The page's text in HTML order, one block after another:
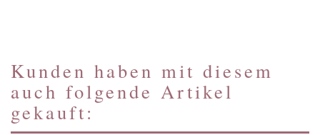
Kunden haben mit diesem
auch folgende Artikel
gekauft: